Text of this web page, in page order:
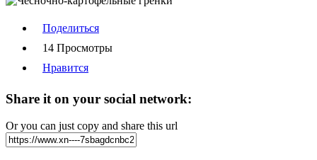
Поделиться
14 Просмотры
Нравится
Share it on your social network:
Or you can just copy and share this url